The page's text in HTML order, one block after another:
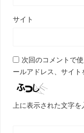
サイト
次回のコメントで
ールアドレス、サイト
上に表示された文字を